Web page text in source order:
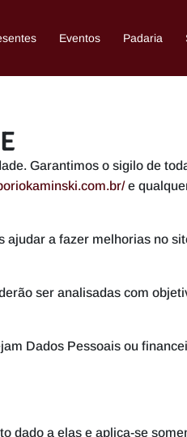
Eventos Padaria
Garantimos o sigilo de
e
ajudar a fazer melhorias no
ser analisadas com
Dados Pessoais ou
dado a elas e aplica-se